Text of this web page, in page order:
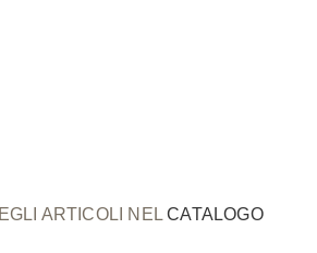
ARTICOLI NELCATALOGO